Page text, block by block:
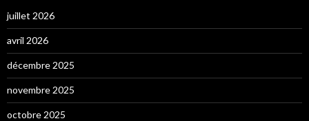
juillet 2026
avril 2026
décembre 2025
novembre 2025
octobre 2025